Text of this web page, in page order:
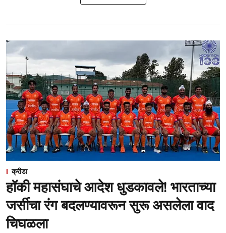
क्रीडा
हॉकी महासंघाचे आदेश धुडकावले! भारताच्या
जर्सीचा रंग बदलण्यावरून सुरू असलेला वाद
चिघळला